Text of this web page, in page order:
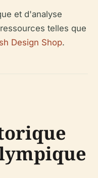
et d'analyse
telles que
Design Shop.